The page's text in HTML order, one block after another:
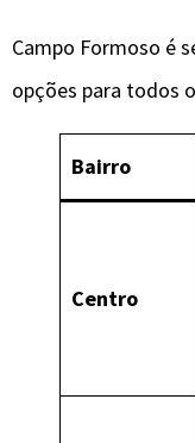
Campo Formoso é
opções para todos
Bairro
Centro